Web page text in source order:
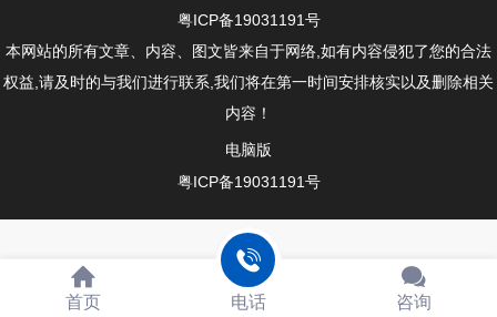
粤ICP备19031191号
本网站的所有文章、内容、图文皆来自于网络,如有内容侵犯了您的合法
权益,请及时的与我们进行联系,我们将在第一时间安排核实以及删除相关
内容！
电脑版
粤ICP备19031191号
首页 电话 咨询